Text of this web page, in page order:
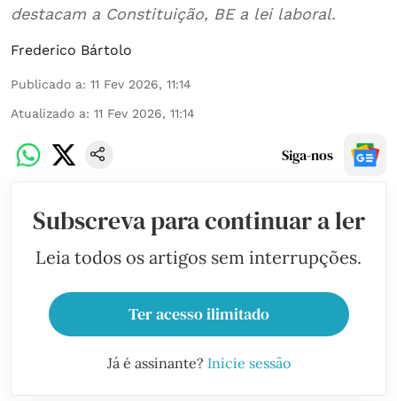
destacam a Constituição, BE a lei laboral.
Frederico Bártolo
Publicado a: 11 Fev 2026, 11:14
Atualizado a: 11 Fev 2026, 11:14
Siga-nos
Subscreva para continuar a ler
Leia todos os artigos sem interrupções.
Ter acesso ilimitado
Já é assinante? Inicie sessão